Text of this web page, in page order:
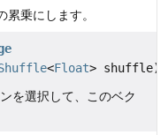
乗にします。
<Float> shuffle)
を選択して、このベク